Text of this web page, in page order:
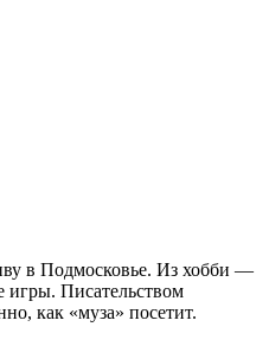
в Подмосковье. Из хобби —
игры. Писательством
как «муза» посетит.